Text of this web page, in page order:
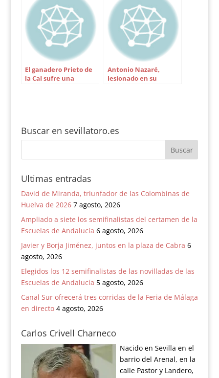
El ganadero Prieto de
la Cal sufre una
Antonio Nazaré,
lesionado en su
Buscar en sevillatoro.es
Ultimas entradas
David de Miranda, triunfador de las Colombinas de
Huelva de 2026 7 agosto, 2026
Ampliado a siete los semifinalistas del certamen de la
Escuelas de Andalucía 6 agosto, 2026
Javier y Borja Jiménez, juntos en la plaza de Cabra 6
agosto, 2026
Elegidos los 12 semifinalistas de las novilladas de las
Escuelas de Andalucía 5 agosto, 2026
Canal Sur ofrecerá tres corridas de la Feria de Málaga
en directo 4 agosto, 2026
Carlos Crivell Charneco
Nacido en Sevilla en el
barrio del Arenal, en la
calle Pastor y Landero,